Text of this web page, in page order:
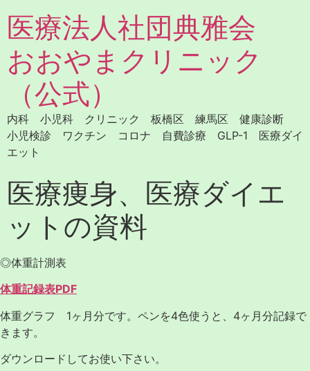
医療法人社団典雅会
おおやまクリニック
（公式）
内科 小児科 クリニック 板橋区 練馬区 健康診断
小児検診 ワクチン コロナ 自費診療 GLP-1 医療ダイ
エット
医療痩身、医療ダイエ
ットの資料
◎体重計測表
体重記録表PDF
体重グラフ 1ヶ月分です。ペンを4色使うと、4ヶ月分記録で
きます。
ダウンロードしてお使い下さい。